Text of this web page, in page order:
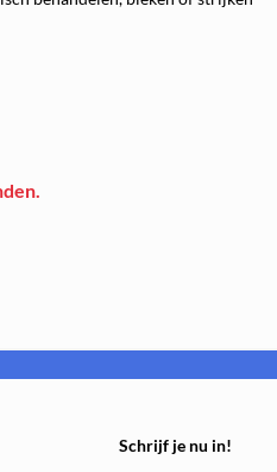
Schrijf je nu in!